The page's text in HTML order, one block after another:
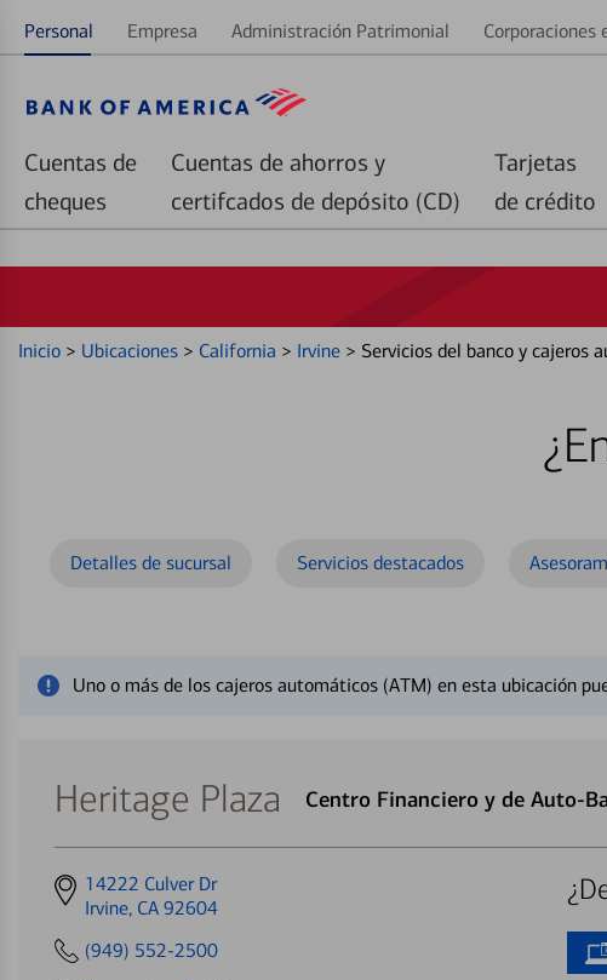
Personal Empresa Administración Patrimonial Corporaciones
Cuentas de
cheques
Cuentas de ahorros y
certifcados de depósito (CD)
Tarjetas
de crédito
Inicio > Ubicaciones > California > Irvine > Servicios del banco y cajeros
Detalles de sucursal Servicios destacados
Uno o más de los cajeros automáticos (ATM) en esta ubicación
Heritage Plaza Centro Financiero y de Auto-
Get
directions
14222 Culver Dr
Irvine, CA 92604
(949) 552-2500